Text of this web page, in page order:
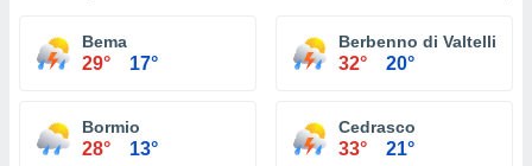
Bema
29° 17°
Berbenno di Valtellina
32° 20°
Bormio
28° 13°
Cedrasco
33° 21°